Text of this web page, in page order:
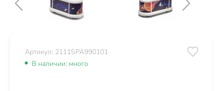
Артикул: 2111SPA990101
В наличии: много